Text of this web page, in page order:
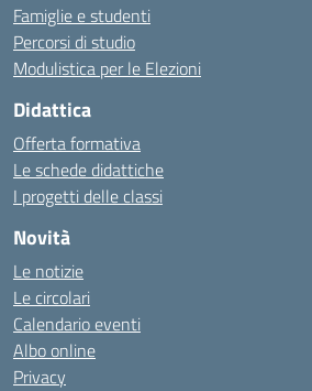
Famiglie e studenti
Percorsi di studio
Modulistica per le Elezioni
Didattica
Offerta formativa
Le schede didattiche
I progetti delle classi
Novità
Le notizie
Le circolari
Calendario eventi
Albo online
Privacy